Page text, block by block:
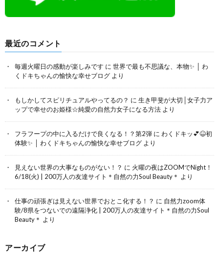
最近のコメント
毎週火曜日の感動が楽しみです に 世界で最も不思議な、本物✨ │ わ
くドキちゃんの愉快な幸せブログ より
もしかしてスピリチュアルやってるの？ に 生き甲斐が大切│女子力ア
ップで幸せのお姫様☆純愛の自然力女子になる方法 より
フラフープの中に入るだけで良くなる！？第2弾 に わくドキッ💕😆初
体験✨ │ わくドキちゃんの愉快な幸せブログ より
見えない世界の大事なものがない！？ に 火曜の夜はZOOMでNight！
6/18(火) | 200万人の友達サイト＊自然の力Soul Beauty＊ より
仕事の頑張ぎは見えない世界でおとこ化する！？ に 自然力zoom体
験/8県をつないでの遠隔浄化 | 200万人の友達サイト＊自然の力Soul
Beauty＊ より
アーカイブ